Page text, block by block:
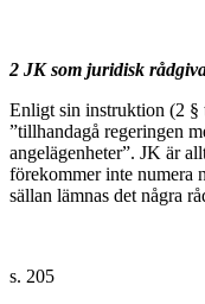
2 JK som juridisk
Enligt sin instruktion (2 §
”tillhandagå regeringen
angelägenheter”. JK är
förekommer inte numera
sällan lämnas det några
s. 205